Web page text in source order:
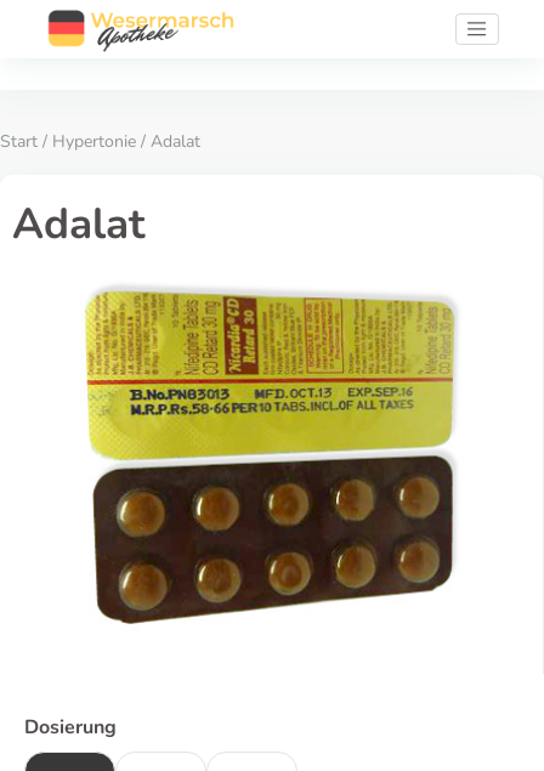
Start / Hypertonie / Adalat
Adalat
Dosierung